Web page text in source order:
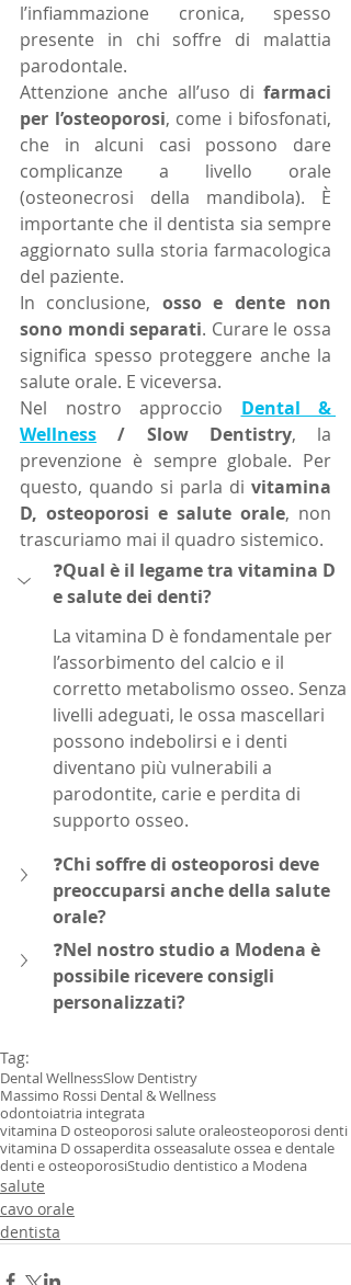
l’infiammazione cronica, spesso
presente in chi soffre di malattia
parodontale.
Attenzione anche all’uso di farmaci
per l’osteoporosi, come i bifosfonati,
che in alcuni casi possono dare
complicanze a livello orale
(osteonecrosi della mandibola). È
importante che il dentista sia sempre
aggiornato sulla storia farmacologica
del paziente.
In conclusione, osso e dente non
sono mondi separati. Curare le ossa
significa spesso proteggere anche la
salute orale. E viceversa.
Nel nostro approccio Dental &
Wellness / Slow Dentistry, la
prevenzione è sempre globale. Per
questo, quando si parla di vitamina
D, osteoporosi e salute orale, non
trascuriamo mai il quadro sistemico.
❓Qual è il legame tra vitamina D
e salute dei denti?
La vitamina D è fondamentale per
l’assorbimento del calcio e il
corretto metabolismo osseo. Senza
livelli adeguati, le ossa mascellari
possono indebolirsi e i denti
diventano più vulnerabili a
parodontite, carie e perdita di
supporto osseo.
❓Chi soffre di osteoporosi deve
preoccuparsi anche della salute
orale?
❓Nel nostro studio a Modena è
possibile ricevere consigli
personalizzati?
Tag:
Dental WellnessSlow Dentistry
Massimo Rossi Dental & Wellness
odontoiatria integrata
vitamina D osteoporosi salute oraleosteoporosi denti
vitamina D ossaperdita osseasalute ossea e dentale
denti e osteoporosiStudio dentistico a Modena
salute
cavo orale
dentista